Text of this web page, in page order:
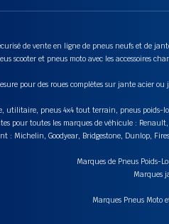
de vente en ligne de pneus neufs et de
scooter et pneus moto avec les accessoires
pour des roues complètes sur jante acier
utilitaire, pneus 4x4 tout terrain, pneus poids-
pour toutes les marques de véhicule :
: Michelin, Goodyear, Bridgestone, Dunlop,
Marques de Pneus Poids-
Marques
Marques Pneus Moto